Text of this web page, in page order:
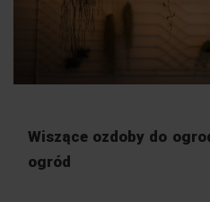
Wiszące ozdoby do
ogród